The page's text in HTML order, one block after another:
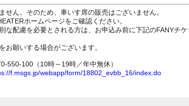
ん。そのため、車いす席の販売はございません。
ホームページをご確認ください。
配慮を必要とされる方は、お申込み前に下記のFANYチ
願いする場合がございます。
550-100（10時～19時／年中無休）
f.msgs.jp/webapp/form/18802_evbb_16/index.do